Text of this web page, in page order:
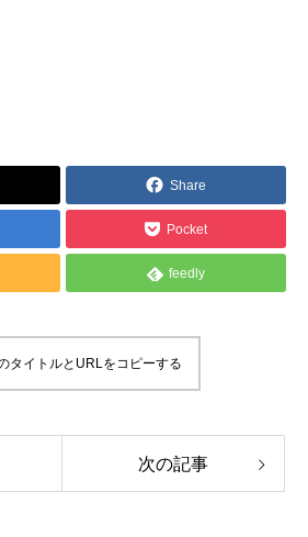
Share
Pocket
feedly
タイトルとURLをコピーする
次の記事